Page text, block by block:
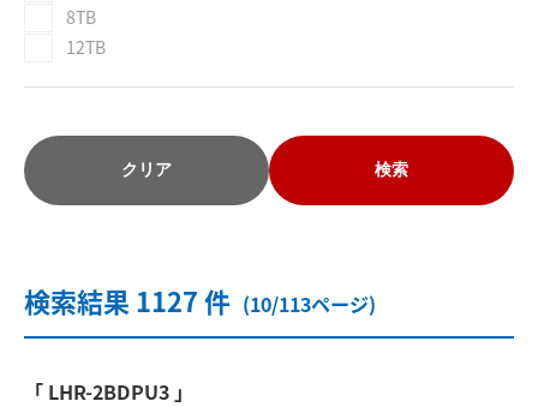
8TB
12TB
クリア 検索
検索結果 1127 件 (10/113ページ)
「 LHR-2BDPU3 」